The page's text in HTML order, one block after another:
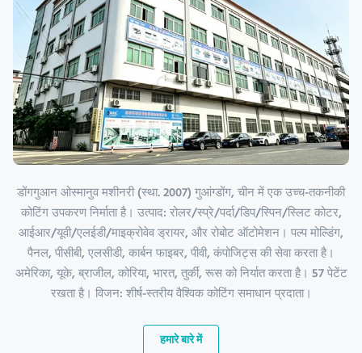
डोंगगुआन ओस्मानुव मशीनरी (स्था. 2007) गुआंग्डोंग, चीन में एक उच्च-तकनीकी
कोटिंग उपकरण निर्माता है। उत्पाद: रोलर/स्प्रे/पर्दा/डिप/स्पिन/स्लिट कोटर,
आईआर/यूवी/एलईडी/माइक्रोवेव ड्रायर, और रोबोट ऑटोमेशन। पल्प मोल्डिंग,
पैनल, पीसीबी, एलसीडी, कार्बन फाइबर, पीवी, कंपोजिट्स की सेवा करता है।
अमेरिका, यूके, ब्राजील, कोरिया, भारत, तुर्की, रूस को निर्यात करता है। 57 पेटेंट
रखता है। विजन: शीर्ष-स्तरीय वैश्विक कोटिंग समाधान प्रदाता।
हमारे बारे में